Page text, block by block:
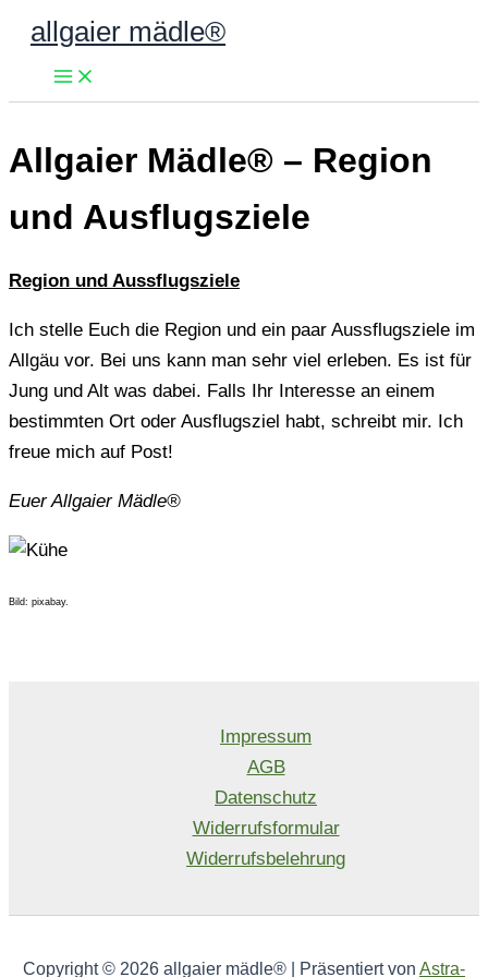
Zum
Inhalt
springen
allgaier mädle®
Allgaier Mädle® – Region
und Ausflugsziele
Region und Aussflugsziele
Ich stelle Euch die Region und ein paar Aussflugsziele im
Allgäu vor. Bei uns kann man sehr viel erleben. Es ist für
Jung und Alt was dabei. Falls Ihr Interesse an einem
bestimmten Ort oder Ausflugsziel habt, schreibt mir. Ich
freue mich auf Post!
Euer Allgaier Mädle®
Bild: pixabay.
Impressum
AGB
Datenschutz
Widerrufsformular
Widerrufsbelehrung
Copyright © 2026 allgaier mädle® | Präsentiert von Astra-